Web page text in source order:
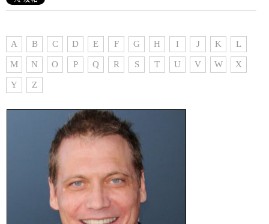
A B C D E F G H I J K L
M N O P Q R S T U V W X
Y Z